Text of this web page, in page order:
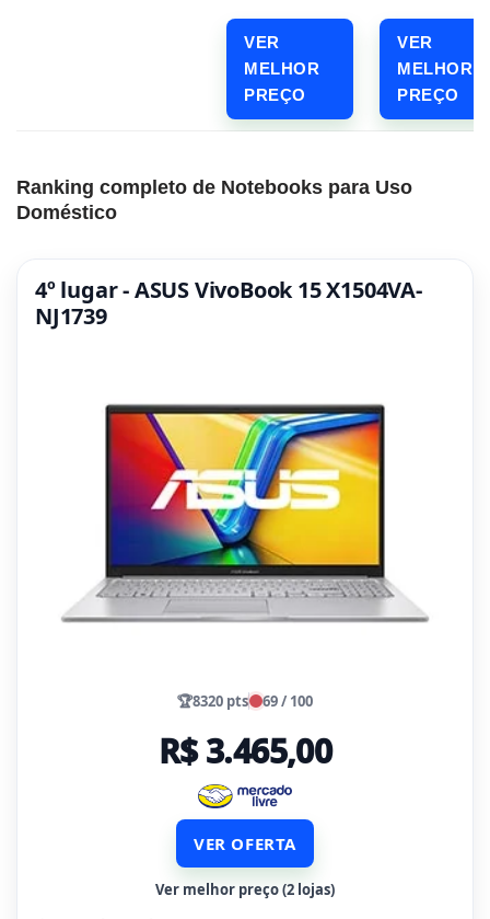
VER
MELHOR
PREÇO
VER
MELHOR
PREÇO
Ranking completo de Notebooks para Uso
Doméstico
4º lugar - ASUS VivoBook 15 X1504VA-
NJ1739
🏆8320 pts 69 / 100
R$ 3.465,00
VER OFERTA
Ver melhor preço (2 lojas)